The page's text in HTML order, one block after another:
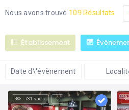
Nous avons trouvé 109 Résultats
Établissement
Date d\'évènement
731 vues